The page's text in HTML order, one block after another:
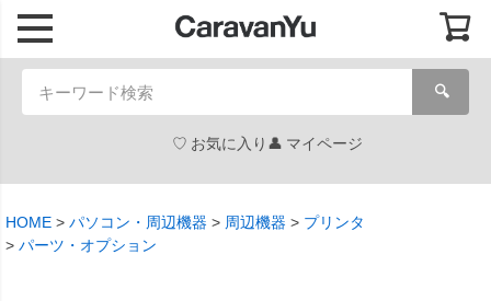
🔍
お気に入り マイページ
HOME パソコン・周辺機器 周辺機器
プリンタ
パーツ・オプション